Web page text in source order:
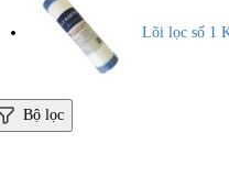
Lõi lọc số 1
Bộ lọc